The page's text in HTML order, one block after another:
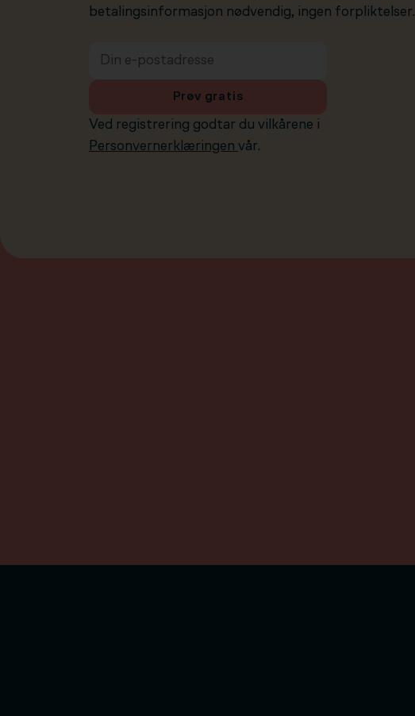
betalingsinformasjon nødvendig, ingen forpliktelser.
Ved registrering godtar du vilkårene i
Personvernerklæringen vår.
Prøv gratis